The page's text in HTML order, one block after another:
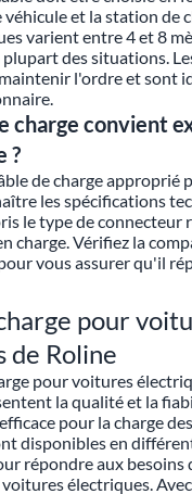
et la station de
varient entre 4 et 8
des situations.
l'ordre et sont
charge convient
?
de charge approprié
les spécifications
le type de connecteur
charge. Vérifiez la
vous assurer qu'il
pour
de Roline
pour voitures
la qualité et la
pour la charge
disponibles en
répondre aux besoins
électriques.